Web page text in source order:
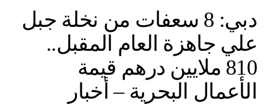
دبي: 8 سعفات من نخلة جبل
علي جاهزة العام المقبل..
810 ملايين درهم قيمة
الأعمال البحرية – أخبار